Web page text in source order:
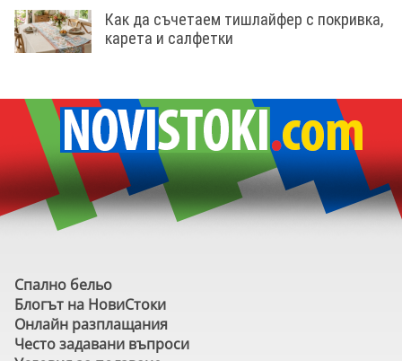
Как да съчетаем тишлайфер с покривка,
карета и салфетки
Спално бельо
Блогът на НовиСтоки
Онлайн разплащания
Често задавани въпроси